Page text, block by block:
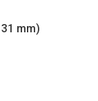
mm)